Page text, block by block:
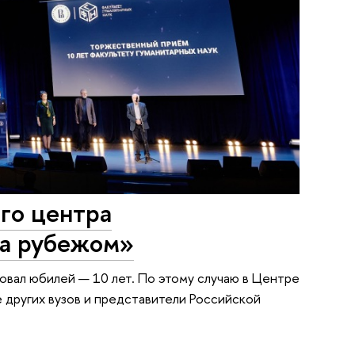
центра
рубежом»
юбилей — 10 лет. По этому случаю в Центре
вузов и представители Российской